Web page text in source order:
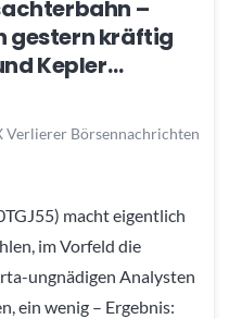
–
gestern kräftig
Kepler…
Verlierer Börsennachrichten
macht eigentlich
im Vorfeld die
ungnädigen Analysten
ein wenig – Ergebnis: